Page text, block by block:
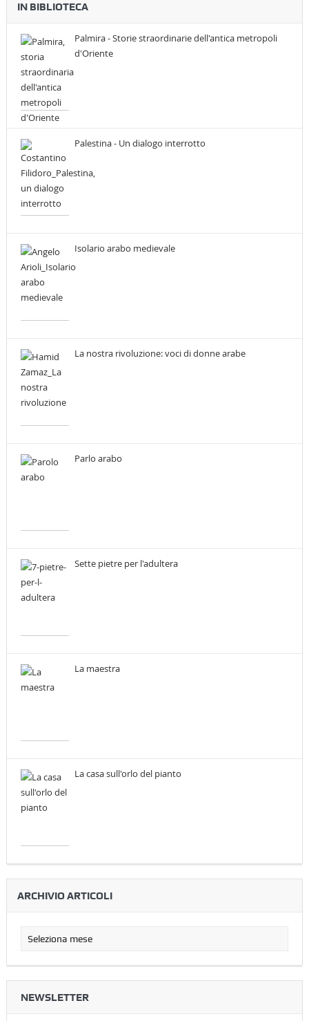
IN BIBLIOTECA
Palmira - Storie straordinarie dell'antica metropoli
d'Oriente
Palestina - Un dialogo interrotto
Isolario arabo medievale
La nostra rivoluzione: voci di donne arabe
Parlo arabo
Sette pietre per l'adultera
La maestra
La casa sull'orlo del pianto
ARCHIVIO ARTICOLI
NEWSLETTER